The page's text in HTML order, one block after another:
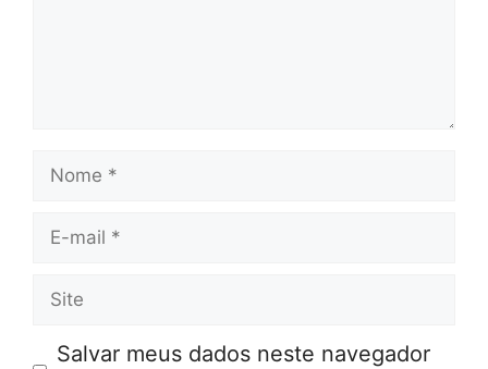
Nome
E-
Site
Salvar meus dados neste navegador